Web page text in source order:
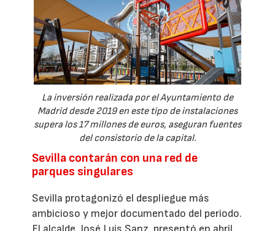
La inversión realizada por el Ayuntamiento de
Madrid desde 2019 en este tipo de instalaciones
supera los 17 millones de euros, aseguran fuentes
del consistorio de la capital.
Sevilla contarán con una red de
parques singulares
Sevilla protagonizó el despliegue más
ambicioso y mejor documentado del periodo.